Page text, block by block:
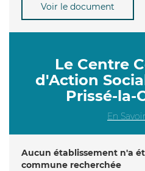
Voir le document
Le Centre
d'Action
Prissé-la-
En
Aucun établissement n'a
commune recherchée